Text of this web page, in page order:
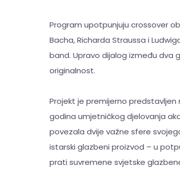
Program upotpunjuju crossover
Bacha, Richarda Straussa i
band. Upravo dijalog između dva
originalnost.
Projekt je premijerno predstavljen
godina umjetničkog djelovanja
povezala dvije važne sfere
istarski glazbeni proizvod – u
prati suvremene svjetske